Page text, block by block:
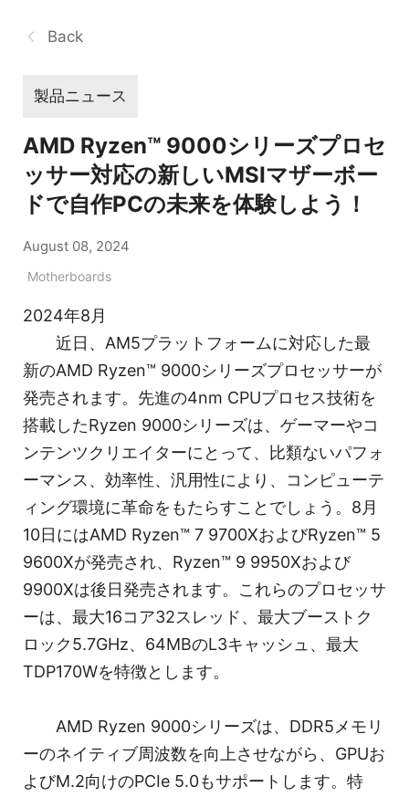
Back
製品ニュース
AMD Ryzen™ 9000シリーズプロセ
ッサー対応の新しいMSIマザーボー
ドで自作PCの未来を体験しよう！
August 08, 2024
Motherboards
2024年8月
近日、AM5プラットフォームに対応した最
新のAMD Ryzen™ 9000シリーズプロセッサーが
発売されます。先進の4nm CPUプロセス技術を
搭載したRyzen 9000シリーズは、ゲーマーやコ
ンテンツクリエイターにとって、比類ないパフォ
ーマンス、効率性、汎用性により、コンピューテ
ィング環境に革命をもたらすことでしょう。8月
10日にはAMD Ryzen™ 7 9700XおよびRyzen™ 5
9600Xが発売され、Ryzen™ 9 9950Xおよび
9900Xは後日発売されます。これらのプロセッサ
ーは、最大16コア32スレッド、最大ブーストク
ロック5.7GHz、64MBのL3キャッシュ、最大
TDP170Wを特徴とします。
AMD Ryzen 9000シリーズは、DDR5メモリ
ーのネイティブ周波数を向上させながら、GPUお
よびM.2向けのPCIe 5.0もサポートします。特